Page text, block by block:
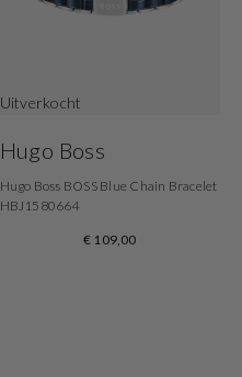
Uitverkocht
Hugo Boss
Hugo Boss BOSS Blue Chain Bracelet
HBJ1580664
€ 109,00